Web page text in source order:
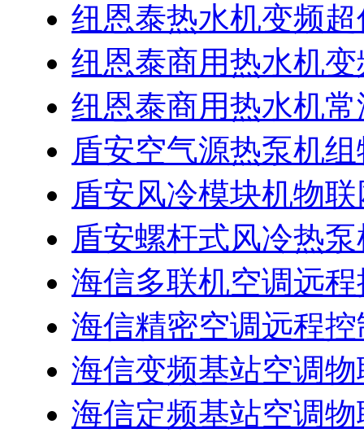
纽恩泰热水机变频
纽恩泰商用热水机
纽恩泰商用热水机
盾安空气源热泵机
盾安风冷模块机物
盾安螺杆式风冷热
海信多联机空调远
海信精密空调远程控
海信变频基站空调
海信定频基站空调